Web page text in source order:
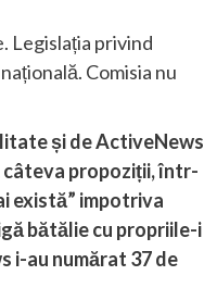
Legislația privind
Comisia nu
și de ActiveNews
câteva propoziții, într-
există” impotriva
bătălie cu propriile-i
i-au numărat 37 de